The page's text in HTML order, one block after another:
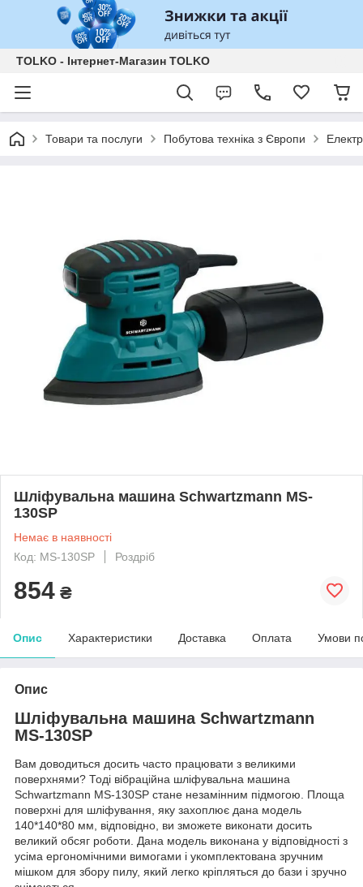
TOLKO - Інтернет-Магазин TOLKO
Товари та послуги Побутова техніка з Європи
Шліфувальна машина Schwartzmann MS-
130SP
Немає в наявності
Код: MS-130SP
Роздріб
854 ₴
Опис Характеристики Доставка Оплата Умови
Опис
Шліфувальна машина Schwartzmann
MS-130SP
Вам доводиться досить часто працювати з великими
поверхнями? Тоді вібраційна шліфувальна машина
Schwartzmann MS-130SP стане незамінним підмогою. Площа
поверхні для шліфування, яку захоплює дана модель
140*140*80 мм, відповідно, ви зможете виконати досить
великий обсяг роботи. Дана модель виконана у відповідності з
усіма ергономічними вимогами і укомплектована зручним
мішком для збору пилу, який легко кріпляться до бази і зручно